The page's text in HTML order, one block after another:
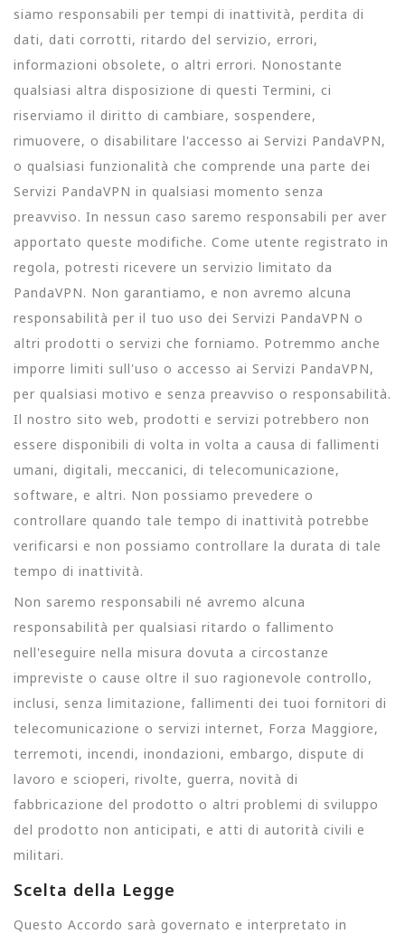
siamo responsabili per tempi di inattività, perdita di
dati, dati corrotti, ritardo del servizio, errori,
informazioni obsolete, o altri errori. Nonostante
qualsiasi altra disposizione di questi Termini, ci
riserviamo il diritto di cambiare, sospendere,
rimuovere, o disabilitare l'accesso ai Servizi PandaVPN,
o qualsiasi funzionalità che comprende una parte dei
Servizi PandaVPN in qualsiasi momento senza
preavviso. In nessun caso saremo responsabili per aver
apportato queste modifiche. Come utente registrato in
regola, potresti ricevere un servizio limitato da
PandaVPN. Non garantiamo, e non avremo alcuna
responsabilità per il tuo uso dei Servizi PandaVPN o
altri prodotti o servizi che forniamo. Potremmo anche
imporre limiti sull'uso o accesso ai Servizi PandaVPN,
per qualsiasi motivo e senza preavviso o responsabilità.
Il nostro sito web, prodotti e servizi potrebbero non
essere disponibili di volta in volta a causa di fallimenti
umani, digitali, meccanici, di telecomunicazione,
software, e altri. Non possiamo prevedere o
controllare quando tale tempo di inattività potrebbe
verificarsi e non possiamo controllare la durata di tale
tempo di inattività.
Non saremo responsabili né avremo alcuna
responsabilità per qualsiasi ritardo o fallimento
nell'eseguire nella misura dovuta a circostanze
impreviste o cause oltre il suo ragionevole controllo,
inclusi, senza limitazione, fallimenti dei tuoi fornitori di
telecomunicazione o servizi internet, Forza Maggiore,
terremoti, incendi, inondazioni, embargo, dispute di
lavoro e scioperi, rivolte, guerra, novità di
fabbricazione del prodotto o altri problemi di sviluppo
del prodotto non anticipati, e atti di autorità civili e
militari.
Scelta della Legge
Questo Accordo sarà governato e interpretato in